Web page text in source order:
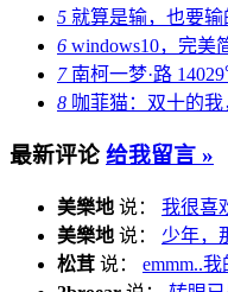
5 就算是输，也要输
6 windows10，完美
7南柯一梦·路
8 咖菲猫：双十的
最新评论 给我留言 »
美樂地 说： 我很喜
美樂地 说： 少年，
松茸 说： emmm..